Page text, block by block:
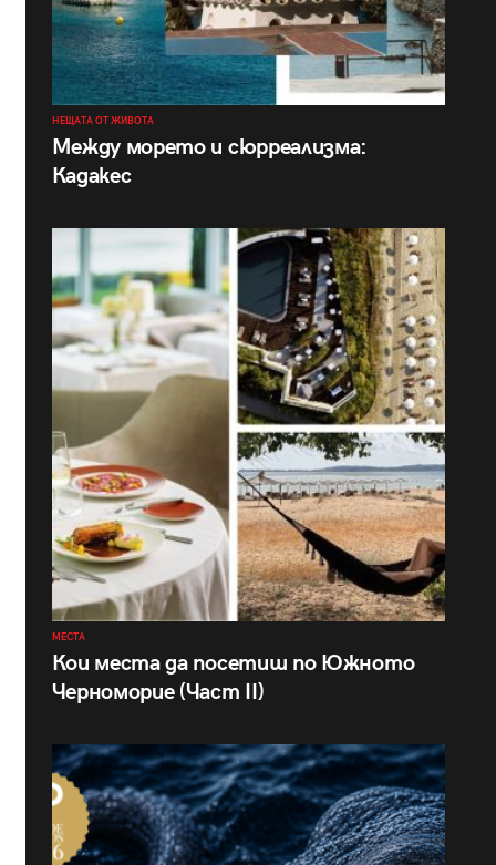
НЕЩАТА ОТ ЖИВОТА
Между морето и сюрреализма:
Кадакес
МЕСТА
Кои места да посетиш по Южното
Черноморие (Част II)